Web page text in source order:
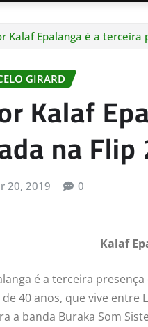
Kalaf Epalanga é a
GIRARD
Kalaf
na Flip
20, 2019 0
Kalaf
é a terceira
40 anos, que vive entre
a banda Buraka Som